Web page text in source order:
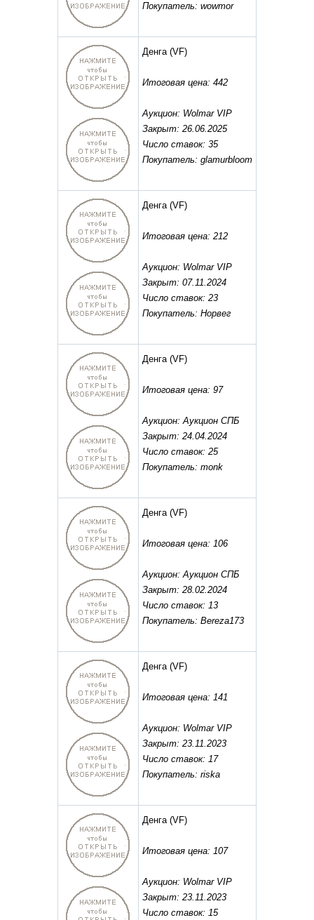
Покупатель: wowmor
Денга(VF)
Итоговая цена: 442
Аукцион: Wolmar VIP
Закрыт: 26.06.2025
Число ставок: 35
Покупатель: glamurbloom
Денга(VF)
Итоговая цена: 212
Аукцион: Wolmar VIP
Закрыт: 07.11.2024
Число ставок: 23
Покупатель: Норвег
Денга(VF)
Итоговая цена: 97
Аукцион: Аукцион СПБ
Закрыт: 24.04.2024
Число ставок: 25
Покупатель: monk
Денга(VF)
Итоговая цена: 106
Аукцион: Аукцион СПБ
Закрыт: 28.02.2024
Число ставок: 13
Покупатель: Bereza173
Денга(VF)
Итоговая цена: 141
Аукцион: Wolmar VIP
Закрыт: 23.11.2023
Число ставок: 17
Покупатель: riska
Денга(VF)
Итоговая цена: 107
Аукцион: Wolmar VIP
Закрыт: 23.11.2023
Число ставок: 15